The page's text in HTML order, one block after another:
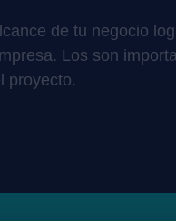
de tu negocio
Los son
proyecto.